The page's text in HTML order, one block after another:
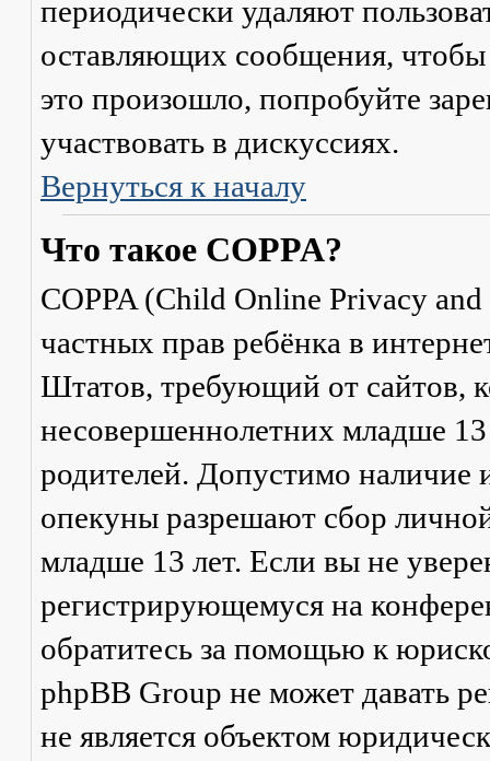
периодически удаляют
оставляющих сообщения,
это произошло, попробуйте
участвовать в дискуссиях.
Вернуться к началу
Что такое COPPA?
COPPA (Child Online Privacy
частных прав ребёнка в
Штатов, требующий от сайтов,
несовершеннолетних младше 13
родителей. Допустимо наличие
опекуны разрешают сбор
младше 13 лет. Если вы не
регистрирующемуся на
обратитесь за помощью к
phpBB Group не может давать
не является объектом